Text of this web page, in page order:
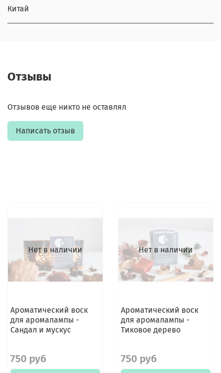
Китай
Отзывы
Отзывов еще никто не оставлял
Написать отзыв
Нет в наличии
Ароматический воск
для аромалампы -
Сандал и мускус
750 руб
Нет в наличии
Ароматический воск
для аромалампы -
Тиковое дерево
750 руб